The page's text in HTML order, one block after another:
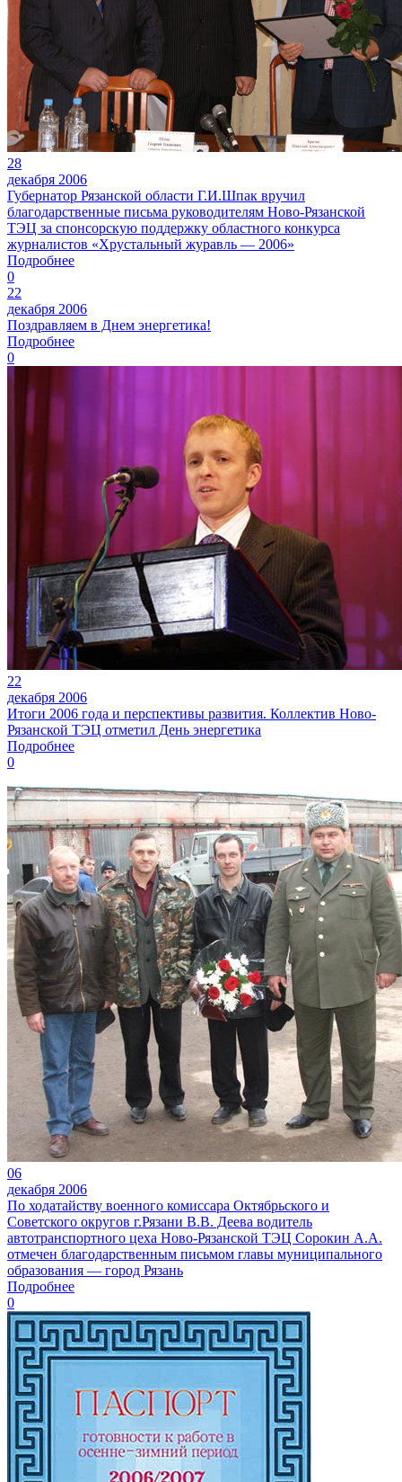
28
декабря 2006
Губернатор Рязанской области Г.И.Шпак вручил
благодарственные письма руководителям Ново-Рязанской
ТЭЦ за спонсорскую поддержку областного конкурса
журналистов «Хрустальный журавль — 2006»
Подробнее
0
22
декабря 2006
Поздравляем в Днем энергетика!
Подробнее
0
22
декабря 2006
Итоги 2006 года и перспективы развития. Коллектив Ново-
Рязанской ТЭЦ отметил День энергетика
Подробнее
0
06
декабря 2006
По ходатайству военного комиссара Октябрьского и
Советского округов г.Рязани В.В. Деева водитель
автотранспортного цеха Ново-Рязанской ТЭЦ Сорокин А.А.
отмечен благодарственным письмом главы муниципального
образования — город Рязань
Подробнее
0